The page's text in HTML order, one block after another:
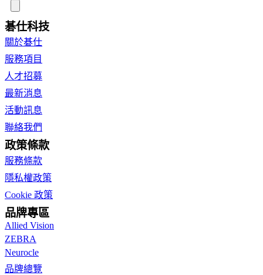
碁仕科技
關於碁仕
服務項目
人才招募
最新消息
活動訊息
聯絡我們
政策條款
服務條款
隱私權政策
Cookie 政策
品牌專區
Allied Vision
ZEBRA
Neurocle
品牌總覽